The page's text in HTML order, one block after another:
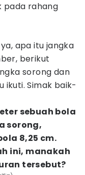
pada rahang
apa itu jangka
berikut
sorong dan
ikuti. Simak baik-
sebuah bola
sorong,
8,25 cm.
ini, manakah
tersebut?